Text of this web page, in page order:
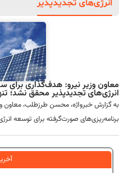
انرژی‌های تجدیدپذیر
انرژی‌های تجدیدپذیر محقق نشد؛ تنها ۴۷ میلیون دلار
به گزارش خبرواژه، محسن طرزطلب، معاون
برنامه‌ریزی‌های صورت‌گرفته برای توسعه